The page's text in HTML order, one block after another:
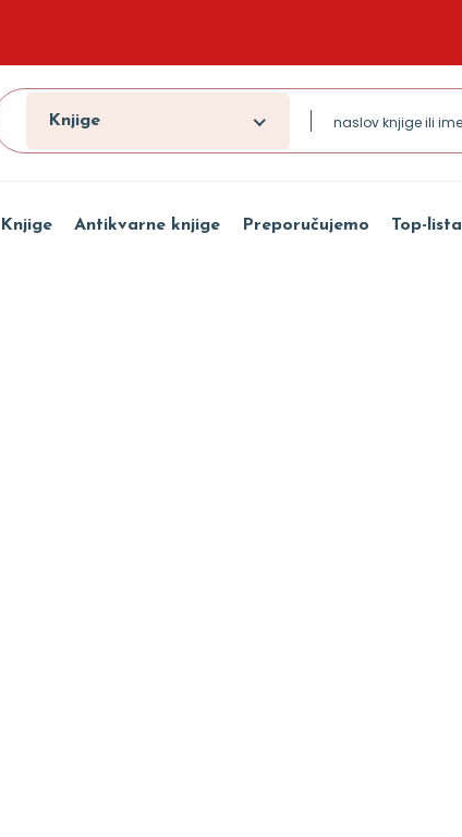
Knjige
Knjige Antikvarne knjige Preporučujemo Top-lista